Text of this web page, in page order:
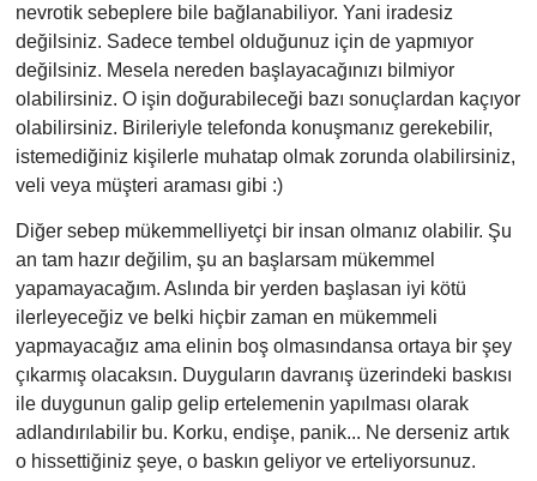
nevrotik sebeplere bile bağlanabiliyor. Yani iradesiz
değilsiniz. Sadece tembel olduğunuz için de yapmıyor
değilsiniz. Mesela nereden başlayacağınızı bilmiyor
olabilirsiniz. O işin doğurabileceği bazı sonuçlardan kaçıyor
olabilirsiniz. Birileriyle telefonda konuşmanız gerekebilir,
istemediğiniz kişilerle muhatap olmak zorunda olabilirsiniz,
veli veya müşteriaraması gibi :)
Diğer sebep mükemmelliyetçi bir insan olmanız olabilir. Şu
an tam hazır değilim, şu an başlarsam mükemmel
yapamayacağım. Aslında bir yerden başlasan iyi kötü
ilerleyeceğiz ve belki hiçbir zaman en mükemmeli
yapmayacağız ama elinin boş olmasındansa ortaya bir şey
çıkarmış olacaksın. Duyguların davranış üzerindeki baskısı
ile duygunun galip gelip ertelemenin yapılması olarak
adlandırılabilir bu. Korku, endişe, panik... Ne derseniz artık
o hissettiğiniz şeye, o baskın geliyor ve erteliyorsunuz.